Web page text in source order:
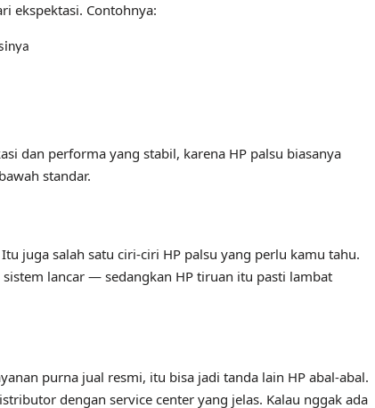
ekspektasi. Contohnya:
dan performa yang stabil, karena HP palsu biasanya
standar.
juga salah satu ciri‑ciri HP palsu yang perlu kamu tahu.
lancar — sedangkan HP tiruan itu pasti lambat
purna jual resmi, itu bisa jadi tanda lain HP abal‑abal.
dengan service center yang jelas. Kalau nggak ada